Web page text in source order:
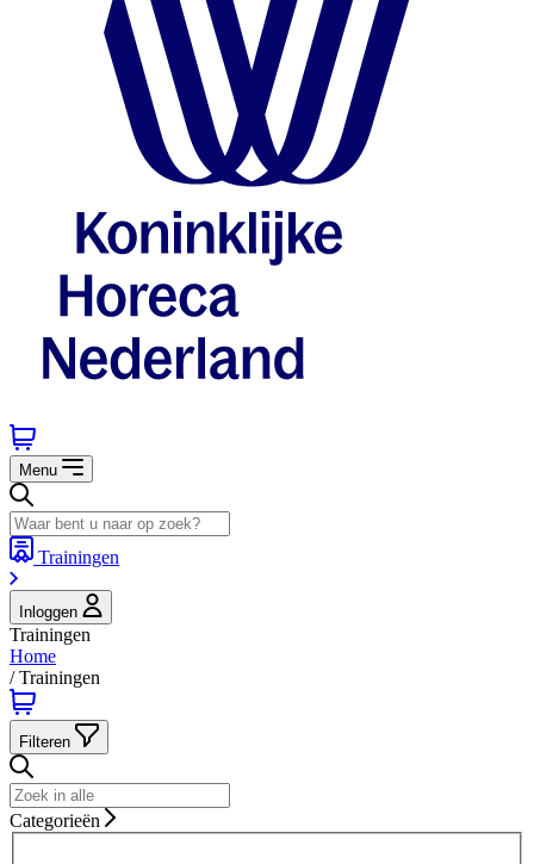
Menu
Trainingen
Inloggen
Trainingen
Home
/Trainingen
Filteren
Categorieën